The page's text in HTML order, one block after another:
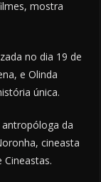
mostra
no dia 19 de
e Olinda
única.
da
cineasta